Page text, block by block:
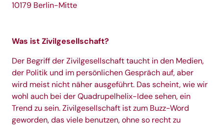
10179 Berlin-Mitte
Was ist Zivilgesellschaft?
Der Begriff der Zivilgesellschaft taucht in den Medien,
der Politik und im persönlichen Gespräch auf, aber
wird meist nicht näher ausgeführt. Das scheint, wie wir
wohl auch bei der Quadrupelhelix-Idee sehen, ein
Trend zu sein. Zivilgesellschaft ist zum Buzz-Word
geworden, das viele benutzen, ohne so recht zu